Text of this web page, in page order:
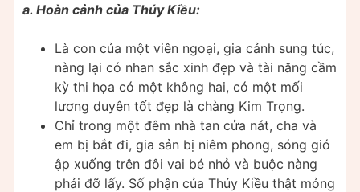
a. Hoàn cảnh của Thúy Kiều:
Là con của một viên ngoại, gia cảnh sung túc,
nàng lại có nhan sắc xinh đẹp và tài năng cầm
kỳ thi họa có một không hai, có một mối
lương duyên tốt đẹp là chàng Kim Trọng.
Chỉ trong một đêm nhà tan cửa nát, cha và
em bị bắt đi, gia sản bị niêm phong, sóng gió
ập xuống trên đôi vai bé nhỏ và buộc nàng
phải đỡ lấy. Số phận của Thúy Kiều thật mỏng